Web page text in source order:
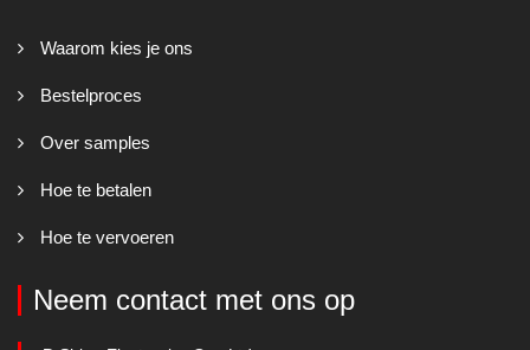
Waarom kies je ons
Bestelproces
Over samples
Hoe te betalen
Hoe te vervoeren
Neem contact met ons op